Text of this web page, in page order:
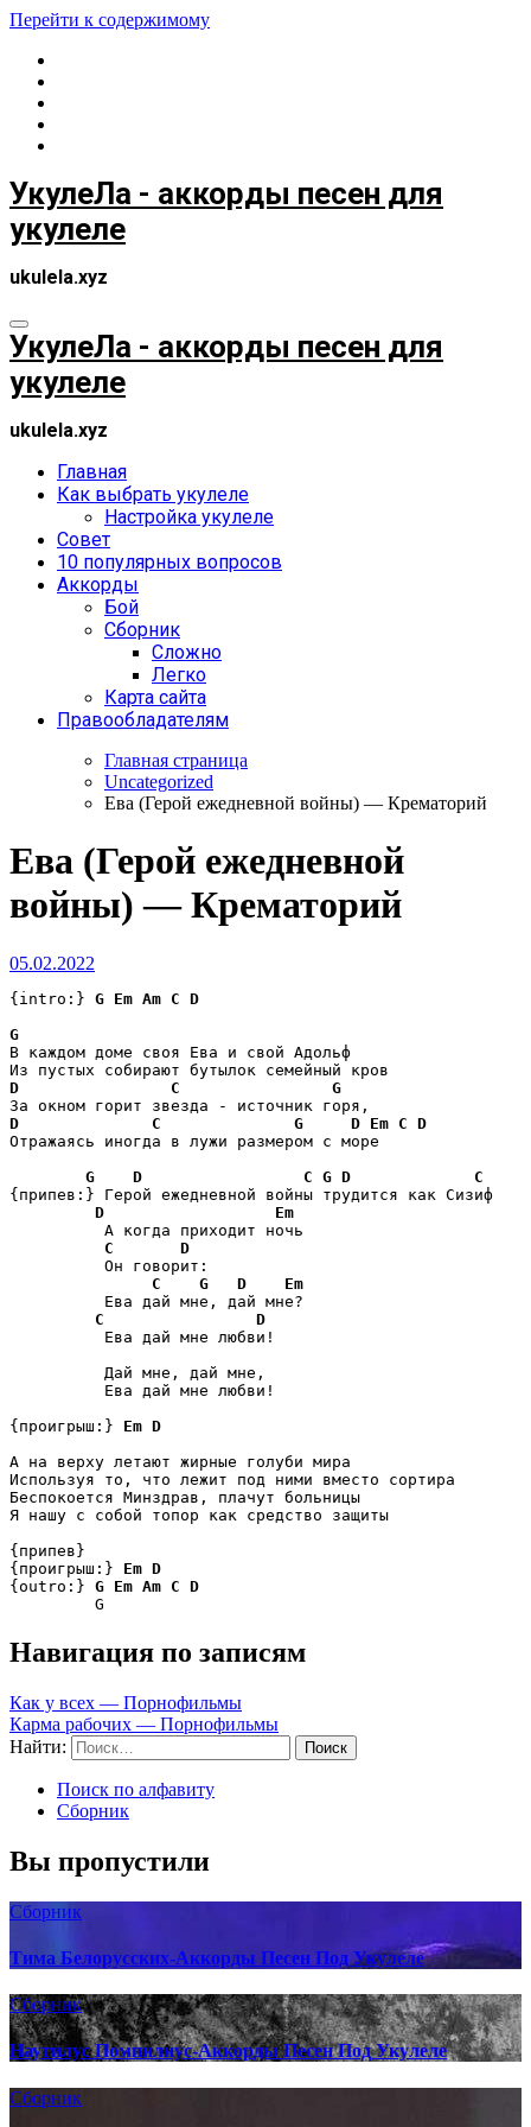
Перейти к содержимому
УкулеЛа - аккорды песен для
укулеле
ukulela.xyz
УкулеЛа - аккорды песен для
укулеле
ukulela.xyz
Главная
Как выбрать укулеле
Настройка укулеле
Совет
10 популярных вопросов
Аккорды
Бой
Сборник
Сложно
Легко
Карта сайта
Правообладателям
Главная страница
Uncategorized
Ева (Герой ежедневной войны) — Крематорий
Ева (Герой ежедневной
войны) — Крематорий
05.02.2022
{intro:} G Em Am C D
G
В каждом доме своя Ева и свой Адольф
D
C
G
D
C G D Em C D
Отражаясь иногда в лужи размером с море
G
D C G D
C
{припев:} Герой ежедневной войны трудится как Сизиф
D
Em
          А когда приходит ночь
C
D
          Он говорит:
C
G D
Em
          Ева дай мне, дай мне?
C
D
          Ева дай мне любви!
          Дай мне, дай мне,
          Ева дай мне любви!
{проигрыш:} Em D
А на верху летают жирные голуби мира
Используя то, что лежит под ними вместо сортира
Беспокоется Минздрав, плачут больницы
Я нашу с собой топор как средство защиты
{припев}
{проигрыш:} Em D
{outro:} G Em Am C D
         G
Навигация по записям
Как у всех — Порнофильмы
Карма рабочих — Порнофильмы
Найти:
Поиск по алфавиту
Сборник
Вы пропустили
Сборник
Тима Белорусских-Аккорды Песен Под Укулеле
Сборник
Наутилус Помпилиус-Аккорды Песен Под Укулеле
Сборник